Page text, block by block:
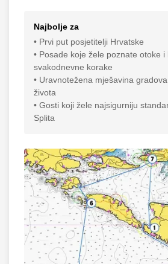
Najbolje za
• Prvi put posjetitelji Hrvatske
• Posade koje žele poznate otoke i
svakodnevne korake
• Uravnotežena mješavina
života
• Gosti koji žele najsigurniju
Splita